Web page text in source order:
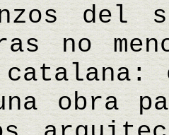
del
no
obra